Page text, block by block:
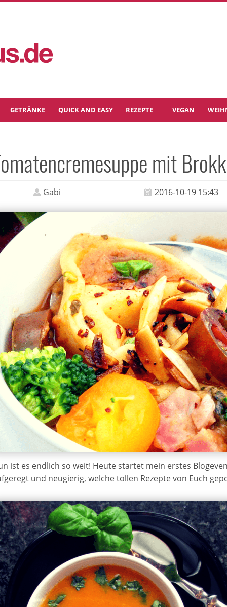
GETRÄNKE QUICK AND EASY REZEPTE VEGAN
mit
Gabi 2016-10-19 15:43
ist es endlich so weit! Heute startet mein erstes
und neugierig, welche tollen Rezepte von Euch